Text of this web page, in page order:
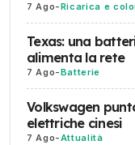
7 Ago-Ricarica e
Texas: una
alimenta la rete
7 Ago-Batterie
Volkswagen
elettriche cinesi
7 Ago-Attualità